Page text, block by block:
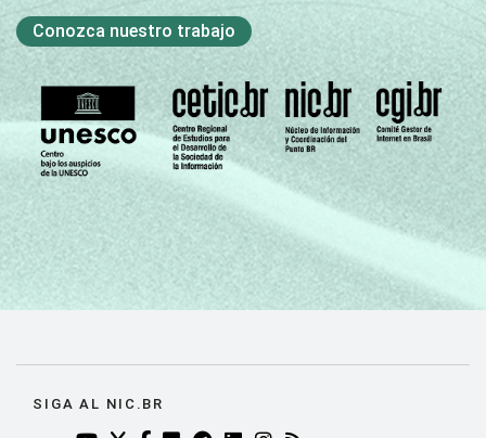
Conozca nuestro trabajo
SIGA AL NIC.BR